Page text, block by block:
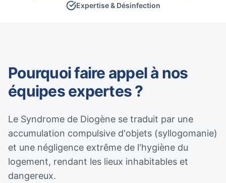
Expertise & Désinfection
Pourquoi faire appel à nos
équipes expertes ?
Le Syndrome de Diogène se traduit par une
accumulation compulsive d'objets (syllogomanie)
et une négligence extrême de l'hygiène du
logement, rendant les lieux inhabitables et
dangereux.